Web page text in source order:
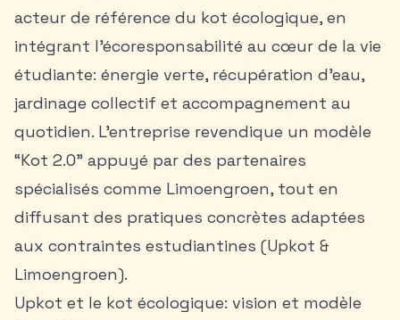
acteur de référence du kot écologique, en
intégrant l’écoresponsabilité au cœur de la vie
étudiante: énergie verte, récupération d’eau,
jardinage collectif et accompagnement au
quotidien. L’entreprise revendique un modèle
“Kot 2.0” appuyé par des partenaires
spécialisés comme Limoengroen, tout en
diffusant des pratiques concrètes adaptées
aux contraintes estudiantines (Upkot &
Limoengroen).
Upkot et le kot écologique: vision et modèle